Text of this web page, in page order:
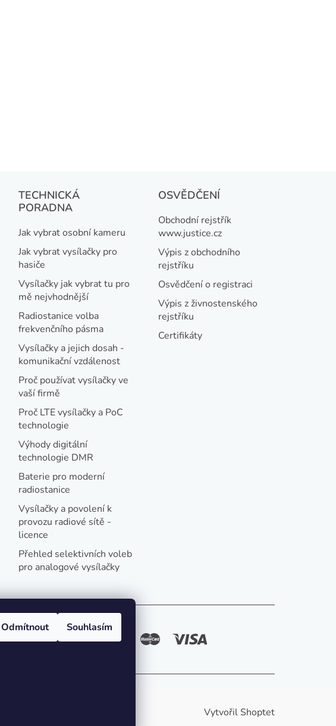
Odmítnout Souhlasím
TECHNICKÁ
PORADNA
Jak vybrat osobní kameru
Jak vybrat vysílačky pro
hasiče
Vysílačky jak vybrat tu pro
mě nejvhodnější
Radiostanice volba
frekvenčního pásma
Vysílačky a jejich dosah -
komunikační vzdálenost
Proč používat vysílačky ve
vaší firmě
Proč LTE vysílačky a PoC
technologie
Výhody digitální
technologie DMR
Baterie pro moderní
radiostanice
Vysílačky a povolení k
provozu radiové sítě -
licence
Přehled selektivních voleb
pro analogové vysílačky
OSVĚDČENÍ
Obchodní rejstřík
www.justice.cz
Výpis z obchodního
rejstříku
Osvědčení o registraci
Výpis z živnostenského
rejstříku
Certifikáty
Oblíbené způsoby platby:
Vytvořil Shoptet